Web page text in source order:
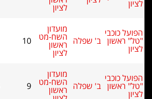
לציון
כוכבי
ראשון ב' שפלה השח-מט
ראשון 10
כוכבי
ראשון ב' שפלה השח-מט
ראשון 9